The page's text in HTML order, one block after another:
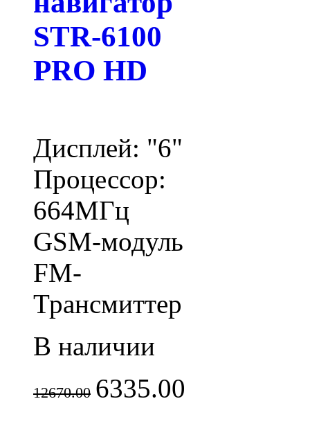
STR-6100
PRO HD
Дисплей: "6"
Процессор:
664МГц
GSM-модуль
FM-
Трансмиттер
В наличии
12670.00 6335.00